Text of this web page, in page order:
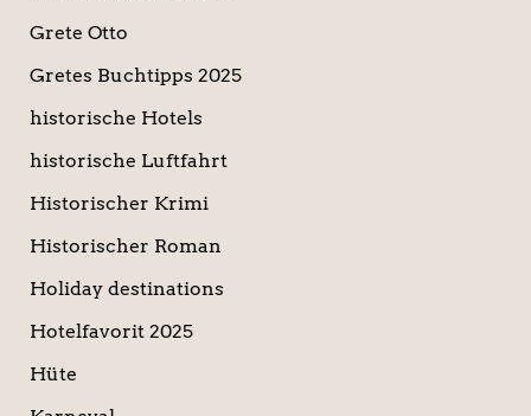
Grete Otto
Gretes Buchtipps 2025
historische Hotels
historische Luftfahrt
Historischer Krimi
Historischer Roman
Holiday destinations
Hotelfavorit 2025
Hüte